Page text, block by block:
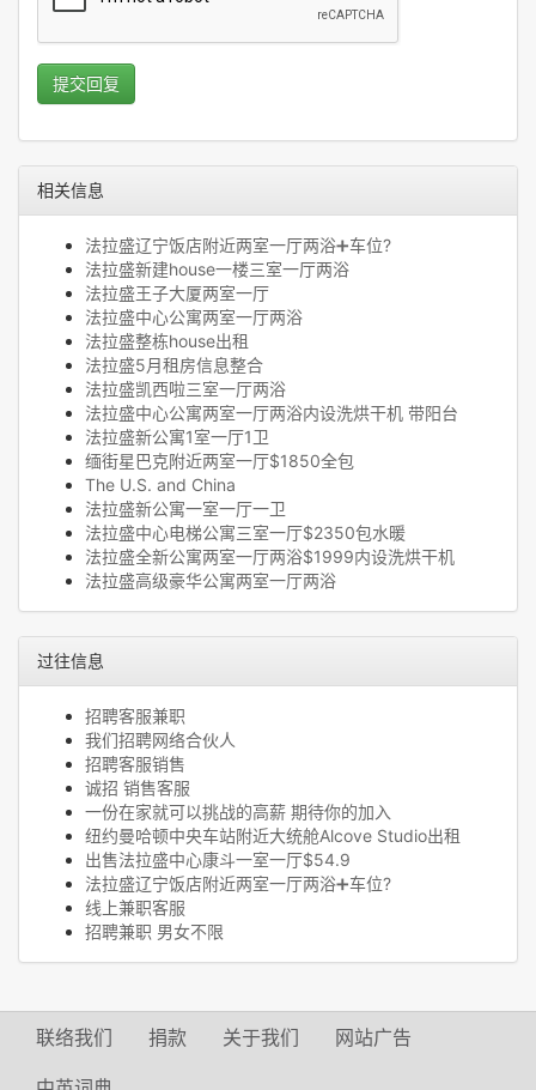
提交回复
相关信息
法拉盛辽宁饭店附近两室一厅两浴➕车位?
法拉盛新建house一楼三室一厅两浴
法拉盛王子大厦两室一厅
法拉盛中心公寓两室一厅两浴
法拉盛整栋house出租
法拉盛5月租房信息整合
法拉盛凯西啦三室一厅两浴
法拉盛中心公寓两室一厅两浴内设洗烘干机 带阳台
法拉盛新公寓1室一厅1卫
缅街星巴克附近两室一厅$1850全包
The U.S. and China
法拉盛新公寓一室一厅一卫
法拉盛中心电梯公寓三室一厅$2350包水暖
法拉盛全新公寓两室一厅两浴$1999内设洗烘干机
法拉盛高级豪华公寓两室一厅两浴
过往信息
招聘客服兼职
我们招聘网络合伙人
招聘客服销售
诚招 销售客服
一份在家就可以挑战的高薪 期待你的加入
纽约曼哈顿中央车站附近大统舱Alcove Studio出租
出售法拉盛中心康斗一室一厅$54.9
法拉盛辽宁饭店附近两室一厅两浴➕车位?
线上兼职客服
招聘兼职 男女不限
联络我们 捐款 关于我们 网站广告